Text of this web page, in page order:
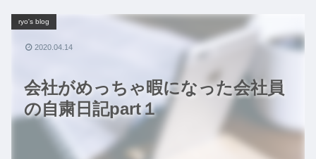
会社がめっちゃ暇になった会社員
の自粛日記part１
ryo's blog
2020.04.14